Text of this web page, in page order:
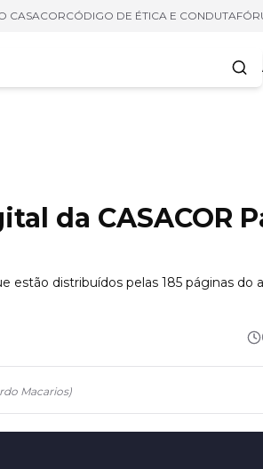
CASACORCÓDIGO DE ÉTICA E CONDUTA
da CASACOR
estão distribuídos pelas 185 páginas do
Macarios)